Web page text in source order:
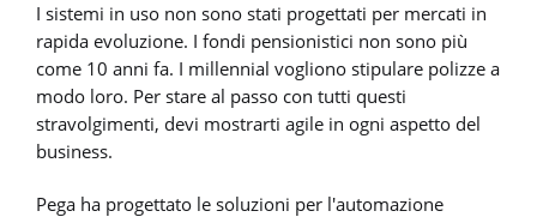
I sistemi in uso non sono stati progettati per mercati in
rapida evoluzione. I fondi pensionistici non sono più
come 10 anni fa. I millennial vogliono stipulare polizze a
modo loro. Per stare al passo con tutti questi
stravolgimenti, devi mostrarti agile in ogni aspetto del
business.
Pega ha progettato le soluzioni per l'automazione